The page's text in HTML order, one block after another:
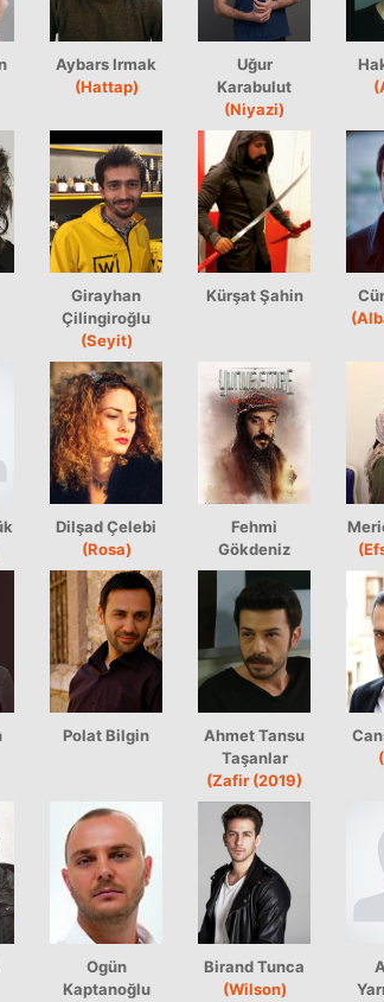
Aybars Irmak
(Hattap)
Uğur
Karabulut
(Niyazi)
Girayhan
Çilingiroğlu
(Seyit)
Kürşat Şahin
Dilşad Çelebi
(Rosa)
Fehmi
Gökdeniz
Polat Bilgin
Ahmet Tansu
Taşanlar
(Zafir (2019)
Ogün
Kaptanoğlu
Birand Tunca
(Wilson)